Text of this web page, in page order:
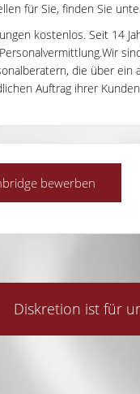
für Sie, finden Sie
kostenlos. Seit 14
die über ein
Auftrag ihrer
Diskretion ist für